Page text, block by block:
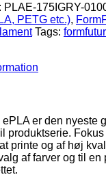
PLAE-175IGRY-
PETG etc.),
Tags:
er den nyeste
produktserie.
printe og af høj
af farver og til en